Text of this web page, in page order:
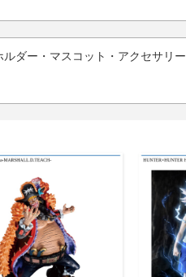
ルダー・マスコット・アクセサリー